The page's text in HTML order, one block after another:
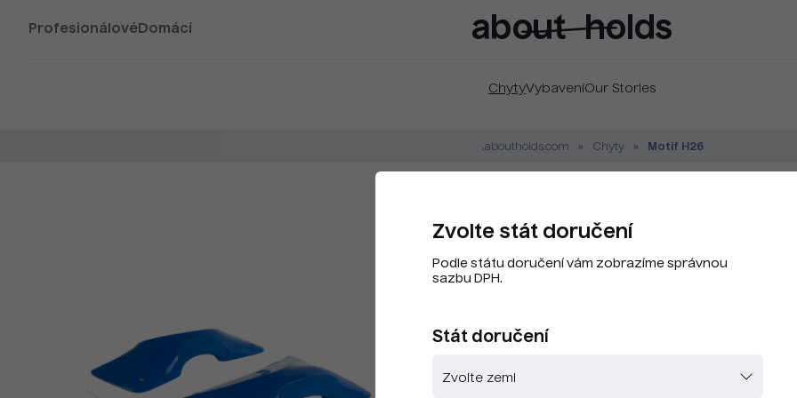
Profesionálové Domácí
ChytyVybaveníOur Stories
.aboutholds.com Chyty Motif H26
Kód produktu:
MTF0026-U2
Zvolte stát doručení
Podle státu doručení vám zobrazíme správnou
sazbu DPH.
Stát doručení